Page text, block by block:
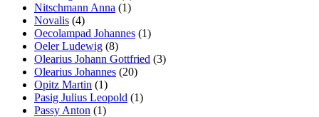
Nitschmann Anna (1)
Novalis (4)
Oecolampad Johannes (1)
Oeler Ludewig (8)
Olearius Johann Gottfried (3)
Olearius Johannes (20)
Opitz Martin (1)
Pasig Julius Leopold (1)
Passy Anton (1)